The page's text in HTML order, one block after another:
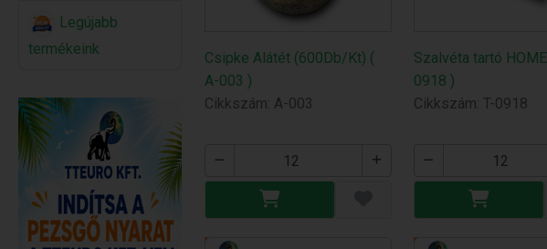
Legújabb
termékeink
Csipke Alátét (600Db/Kt) (
A-003 )
Cikkszám: A-003
Szalvéta tartó
0918 )
Cikkszám: T-0918